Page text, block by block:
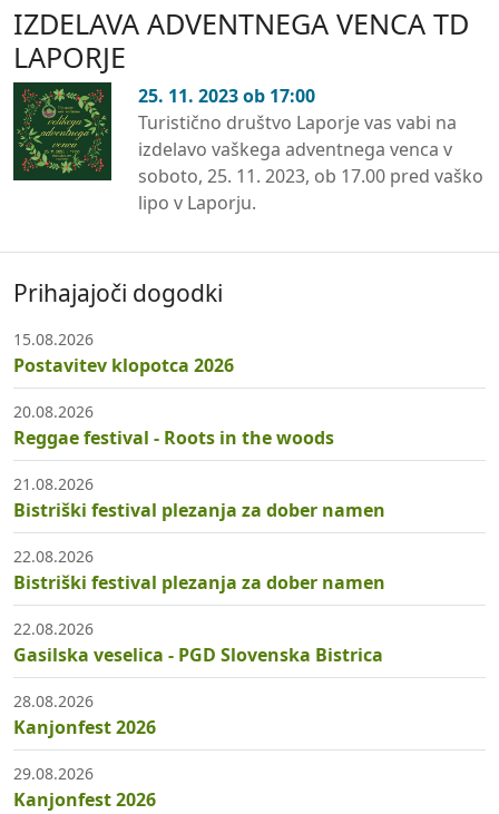
IZDELAVA ADVENTNEGA VENCA TD
LAPORJE
25. 11. 2023 ob 17:00
Turistično društvo Laporje vas vabi na
izdelavo vaškega adventnega venca v
soboto, 25. 11. 2023, ob 17.00 pred vaško
lipo v Laporju.
Prihajajoči dogodki
15.08.2026
Postavitev klopotca 2026
20.08.2026
Reggae festival - Roots in the woods
21.08.2026
Bistriški festival plezanja za dober namen
22.08.2026
Bistriški festival plezanja za dober namen
22.08.2026
Gasilska veselica - PGD Slovenska Bistrica
28.08.2026
Kanjonfest 2026
29.08.2026
Kanjonfest 2026